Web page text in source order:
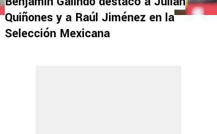
Quiñones y a Raúl Jiménez en la
Selección Mexicana